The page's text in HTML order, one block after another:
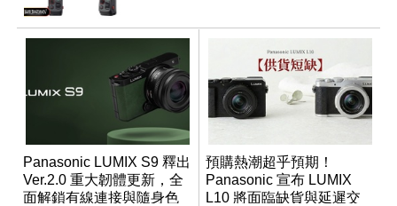
Panasonic LUMIX S9 釋出
Ver.2.0 重大韌體更新，全
面解鎖有線連接與隨身色
預購熱潮超乎預期！
Panasonic 宣布 LUMIX
L10 將面臨缺貨與延遲交